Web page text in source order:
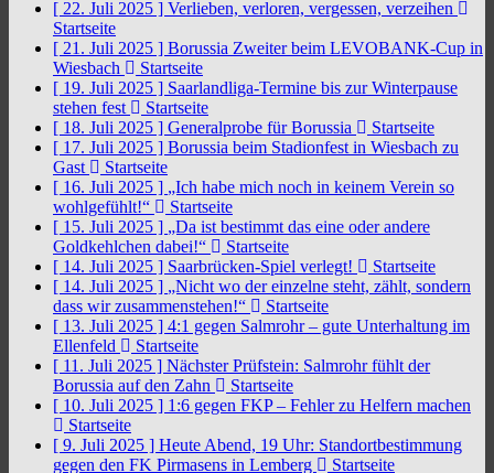
[ 22. Juli 2025 ] Verlieben, verloren, vergessen, verzeihen
Startseite
[ 21. Juli 2025 ] Borussia Zweiter beim LEVOBANK-Cup in
Wiesbach
Startseite
[ 19. Juli 2025 ] Saarlandliga-Termine bis zur Winterpause
stehen fest
Startseite
[ 18. Juli 2025 ] Generalprobe für Borussia
Startseite
[ 17. Juli 2025 ] Borussia beim Stadionfest in Wiesbach zu
Gast
Startseite
[ 16. Juli 2025 ] „Ich habe mich noch in keinem Verein so
wohlgefühlt!“
Startseite
[ 15. Juli 2025 ] „Da ist bestimmt das eine oder andere
Goldkehlchen dabei!“
Startseite
[ 14. Juli 2025 ] Saarbrücken-Spiel verlegt!
Startseite
[ 14. Juli 2025 ] „Nicht wo der einzelne steht, zählt, sondern
dass wir zusammenstehen!“
Startseite
[ 13. Juli 2025 ] 4:1 gegen Salmrohr – gute Unterhaltung im
Ellenfeld
Startseite
[ 11. Juli 2025 ] Nächster Prüfstein: Salmrohr fühlt der
Borussia auf den Zahn
Startseite
[ 10. Juli 2025 ] 1:6 gegen FKP – Fehler zu Helfern machen
Startseite
[ 9. Juli 2025 ] Heute Abend, 19 Uhr: Standortbestimmung
gegen den FK Pirmasens in Lemberg
Startseite